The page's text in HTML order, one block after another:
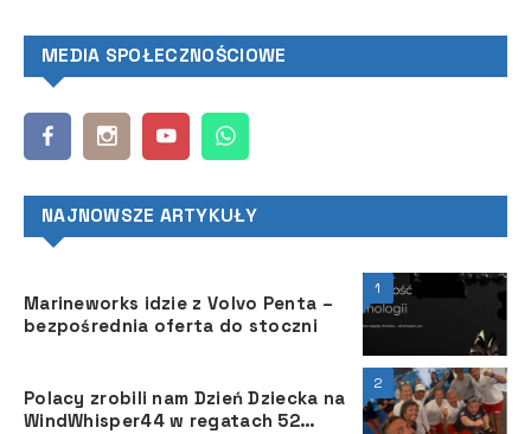
MEDIA SPOŁECZNOŚCIOWE
NAJNOWSZE ARTYKUŁY
1
Marineworks idzie z Volvo Penta –
bezpośrednia oferta do stoczni
2
Polacy zrobili nam Dzień Dziecka na
WindWhisper44 w regatach 52